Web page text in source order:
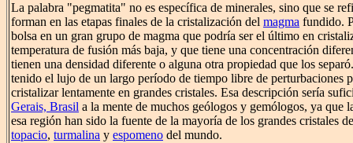
La palabra "pegmatita" no es específica de minerales, sino que se
forman en las etapas finales de la cristalización del magma fundido.
bolsa en un gran grupo de magma que podría ser el último en
temperatura de fusión más baja, y que tiene una concentración
tienen una densidad diferente o alguna otra propiedad que los
tenido el lujo de un largo período de tiempo libre de perturbaciones
cristalizar lentamente en grandes cristales. Esa descripción sería
Gerais, Brasil a la mente de muchos geólogos y gemólogos, ya que
esa región han sido la fuente de la mayoría de los grandes cristales
topacio, turmalina y espomeno del mundo.